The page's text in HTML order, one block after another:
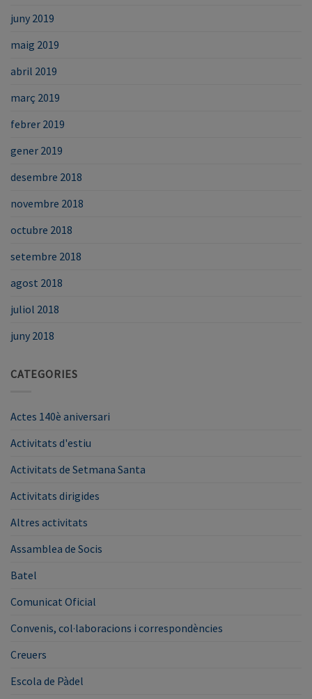
juny 2019
maig 2019
abril 2019
març 2019
febrer 2019
gener 2019
desembre 2018
novembre 2018
octubre 2018
setembre 2018
agost 2018
juliol 2018
juny 2018
CATEGORIES
Actes 140è aniversari
Activitats d'estiu
Activitats de Setmana Santa
Activitats dirigides
Altres activitats
Assamblea de Socis
Batel
Comunicat Oficial
Convenis, col·laboracions i correspondències
Creuers
Escola de Pàdel